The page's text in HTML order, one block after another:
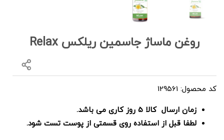
روغن ماساژ جاسمین ریلکس Relax
کد محصول: 129561
زمان ارسال کالا 5 روز کاری می باشد.
لطفا قبل از استفاده روی قسمتی از پوست تست شود.